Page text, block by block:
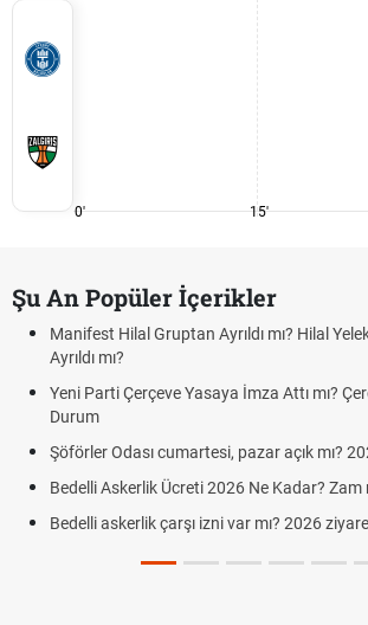
0' 15'
Şu An Popüler İçerikler
Manifest Hilal Gruptan Ayrıldı mı? Hilal
Ayrıldı mı?
Yeni Parti Çerçeve Yasaya İmza Attı mı?
Durum
Şöförler Odası cumartesi, pazar açık mı?
Bedelli Askerlik Ücreti 2026 Ne Kadar? Zam
Bedelli askerlik çarşı izni var mı? 2026